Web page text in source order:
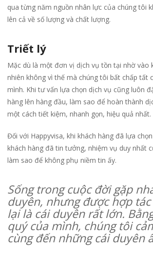
qua từng năm nguồn nhân lực của chúng tôi
lên cả về số lượng và chất lượng.
Triết lý
Mặc dù là một đơn vị dịch vụ tồn tại nhờ vào
nhiên không vì thế mà chúng tôi bất chấp tất
mình. Khi tư vấn lựa chọn dịch vụ cũng luôn
hàng lên hàng đầu, làm sao để hoàn thành
một cách tiết kiệm, nhanh gọn, hiệu quả nhất.
Đối với Happyvisa, khi khách hàng đã lựa
khách hàng đã tin tưởng, nhiệm vụ duy nhất
làm sao để không phụ niềm tin ấy.
Sống trong cuộc đời gặp
duyên, nhưng được hợp
lại là cái duyên rất lớn.
quý của mình, chúng tôi
cùng đến những cái duyên